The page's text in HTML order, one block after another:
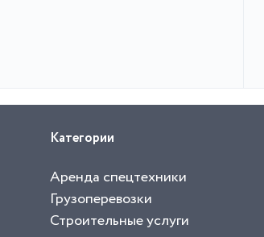
Категории
Аренда спецтехники
Грузоперевозки
Строительные услуги